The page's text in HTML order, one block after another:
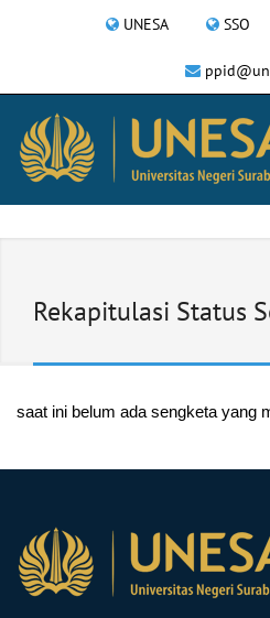
UNESA SSO
Rekapitulasi Status
saat ini belum ada sengketa yang